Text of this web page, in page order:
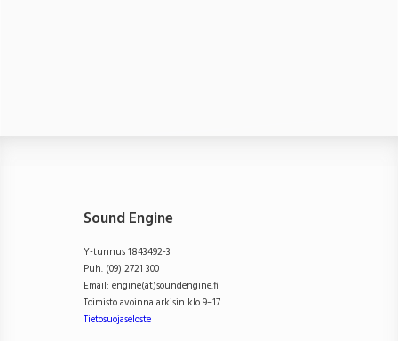
Sound Engine
Y-tunnus 1843492-3
Puh. (09) 2721 300
Email: engine(at)soundengine.fi
Toimisto avoinna arkisin klo 9–17
Tietosuojaseloste